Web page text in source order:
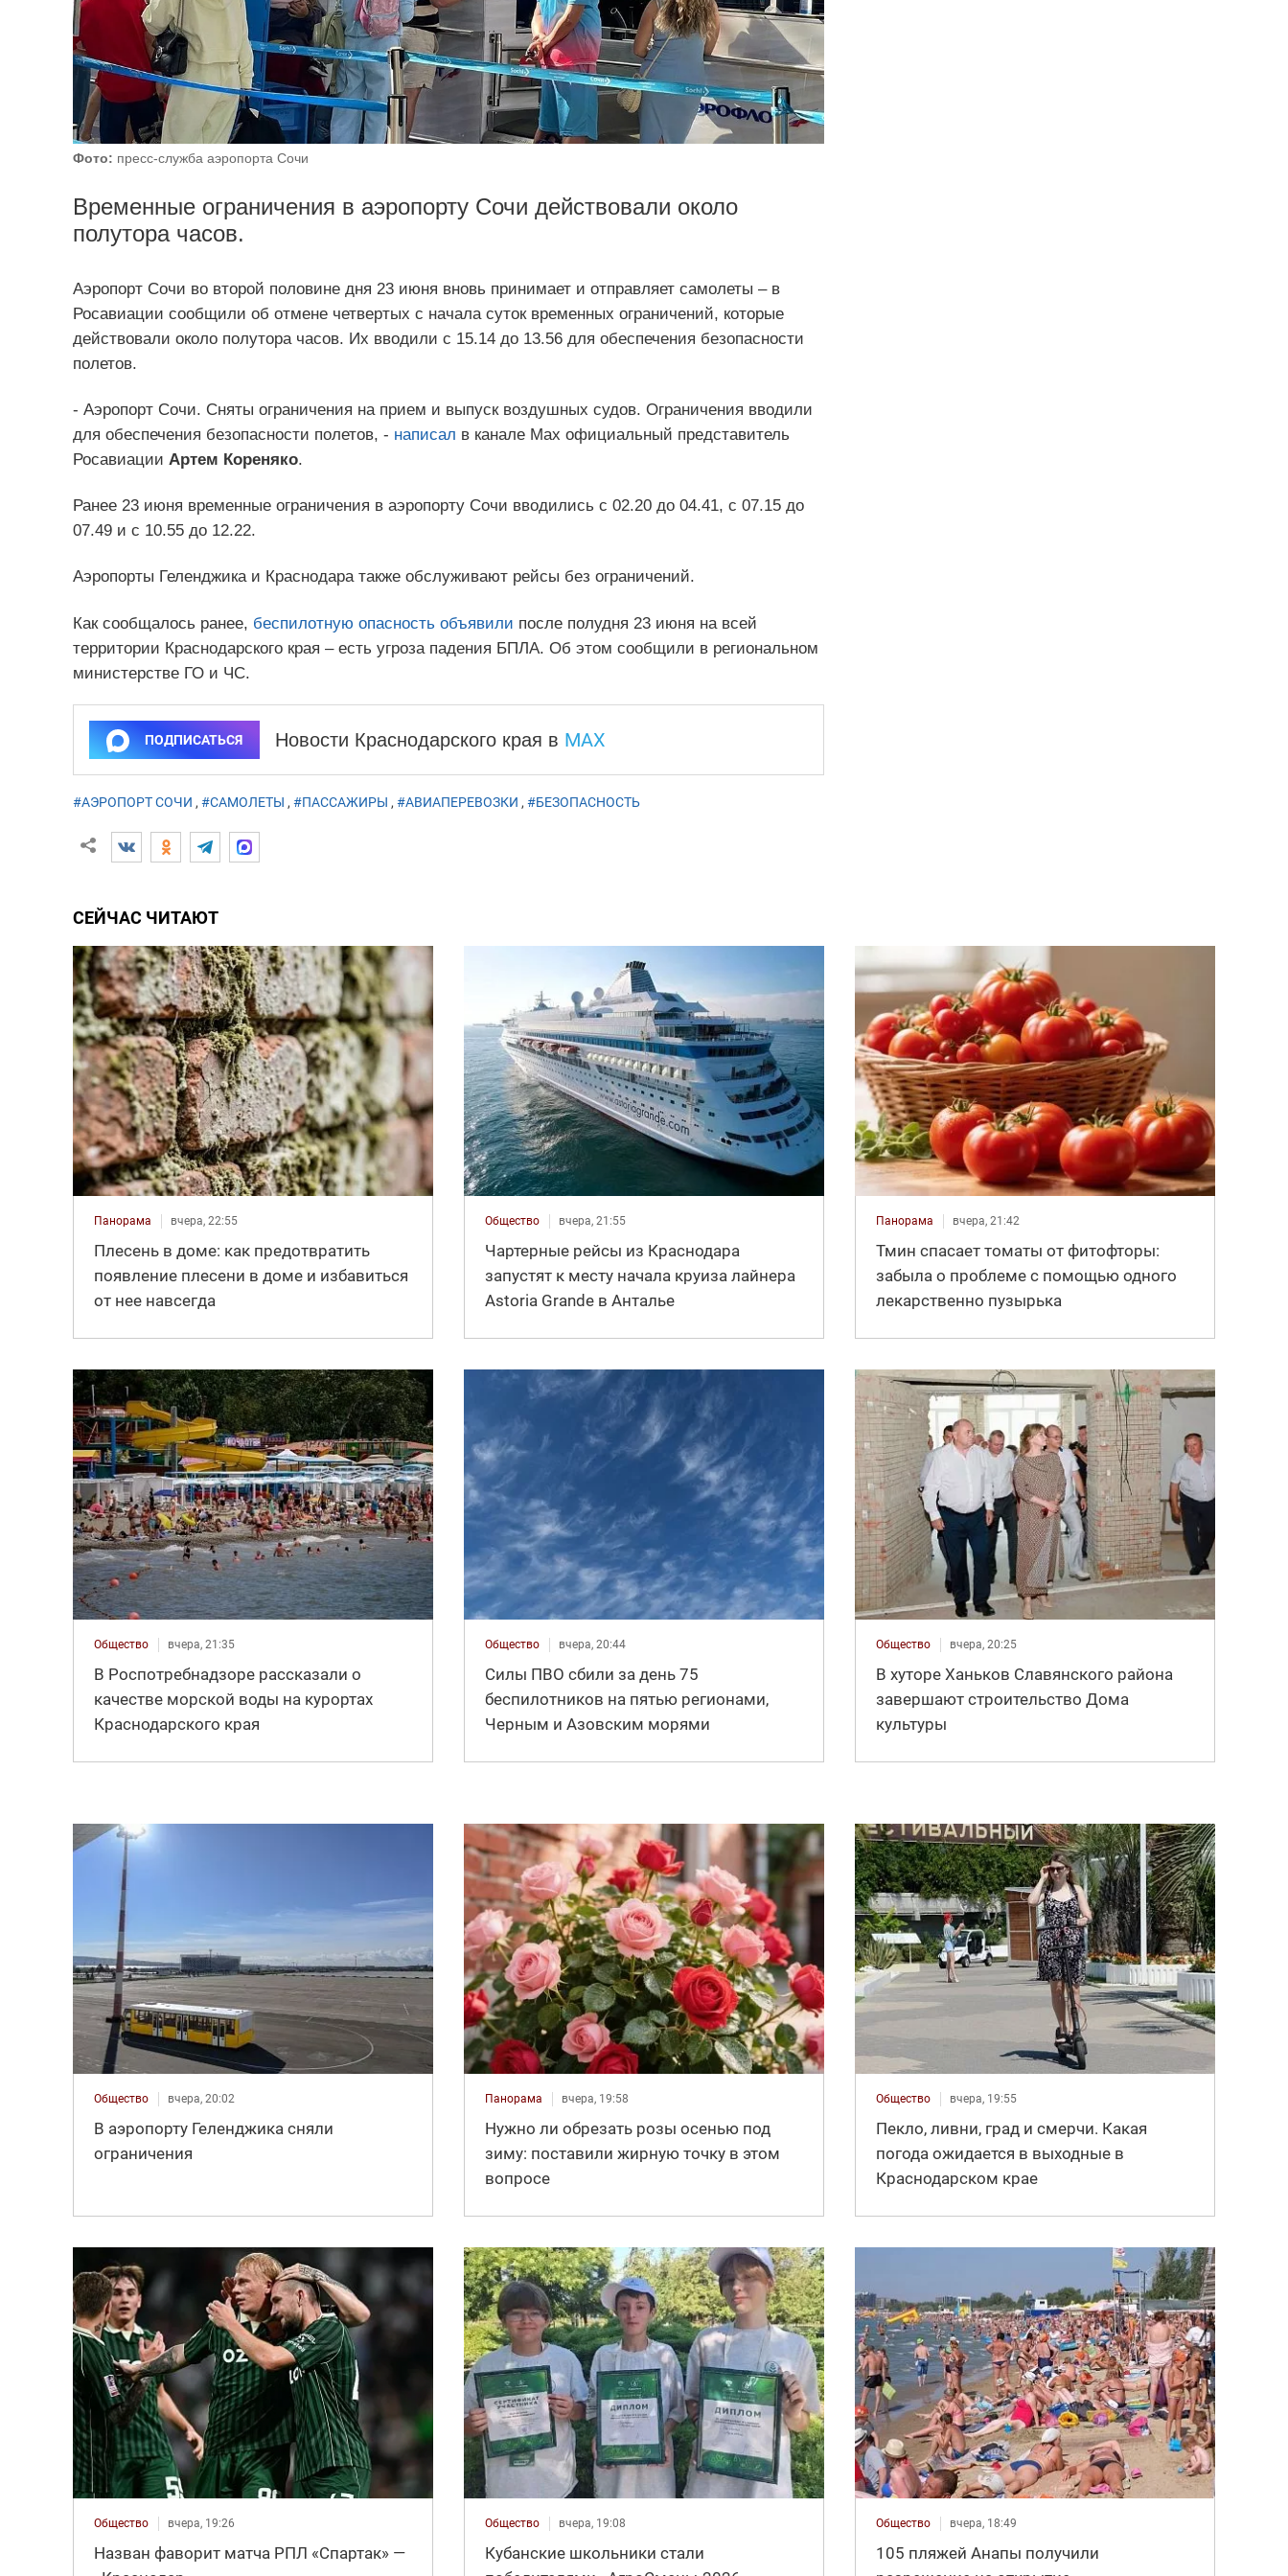
Фото: пресс-служба аэропорта Сочи
Временные ограничения в аэропорту Сочи действовали около
полутора часов.
Аэропорт Сочи во второй половине дня 23 июня вновь принимает и отправляет самолеты – в
Росавиации сообщили об отмене четвертых с начала суток временных ограничений, которые
действовали около полутора часов. Их вводили с 15.14 до 13.56 для обеспечения безопасности
полетов.
- Аэропорт Сочи. Сняты ограничения на прием и выпуск воздушных судов. Ограничения вводили
для обеспечения безопасности полетов, - написал в канале Мах официальный представитель
Росавиации Артем Кореняко.
Ранее 23 июня временные ограничения в аэропорту Сочи вводились с 02.20 до 04.41, с 07.15 до
07.49 и с 10.55 до 12.22.
Аэропорты Геленджика и Краснодара также обслуживают рейсы без ограничений.
Как сообщалось ранее, беспилотную опасность объявили после полудня 23 июня на всей
территории Краснодарского края – есть угроза падения БПЛА. Об этом сообщили в региональном
министерстве ГО и ЧС.
ПОДПИСАТЬСЯ Новости Краснодарского края в MAX
#АЭРОПОРТ СОЧИ , #САМОЛЕТЫ , #ПАССАЖИРЫ , #АВИАПЕРЕВОЗКИ , #БЕЗОПАСНОСТЬ
СЕЙЧАС ЧИТАЮТ
Панорама вчера, 22:55
Плесень в доме: как предотвратить
появление плесени в доме и избавиться
от нее навсегда
Общество вчера, 21:55
Чартерные рейсы из Краснодара
запустят к месту начала круиза лайнера
Astoria Grande в Анталье
Панорама вчера, 21:42
Тмин спасает томаты от фитофторы:
забыла о проблеме с помощью одного
лекарственно пузырька
Общество вчера, 21:35
В Роспотребнадзоре рассказали о
качестве морской воды на курортах
Краснодарского края
Общество вчера, 20:44
Силы ПВО сбили за день 75
беспилотников на пятью регионами,
Черным и Азовским морями
Общество вчера, 20:25
В хуторе Ханьков Славянского района
завершают строительство Дома
культуры
Общество вчера, 20:02
В аэропорту Геленджика сняли
ограничения
Панорама вчера, 19:58
Нужно ли обрезать розы осенью под
зиму: поставили жирную точку в этом
вопросе
Общество вчера, 19:55
Пекло, ливни, град и смерчи. Какая
погода ожидается в выходные в
Краснодарском крае
Общество вчера, 19:26
Назван фаворит матча РПЛ «Спартак» —
Общество вчера, 19:08
Кубанские школьники стали
Общество вчера, 18:49
105 пляжей Анапы получили